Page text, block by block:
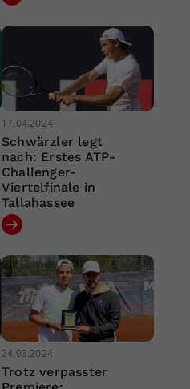
17.04.2024
Schwärzler legt
nach: Erstes ATP-
Challenger-
Viertelfinale in
Tallahassee
24.03.2024
Trotz verpasster